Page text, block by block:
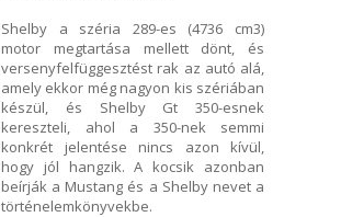
Shelby a széria 289-es (4736 cm3)
motor megtartása mellett dönt, és
versenyfelfüggesztést rak az autó alá,
amely ekkor még nagyon kis szériában
készül, és Shelby Gt 350-esnek
kereszteli, ahol a 350-nek semmi
konkrét jelentése nincs azon kívül,
hogy jól hangzik. A kocsik azonban
beírják a Mustang és a Shelby nevet a
történelemkönyvekbe.